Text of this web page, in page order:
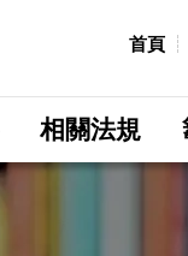
首頁
相關法規